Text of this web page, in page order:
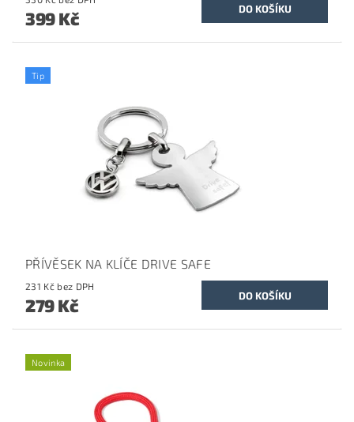
399 Kč
Tip
PŘÍVĚSEK NA KLÍČE DRIVE SAFE
231 Kč bez DPH
279 Kč
Novinka